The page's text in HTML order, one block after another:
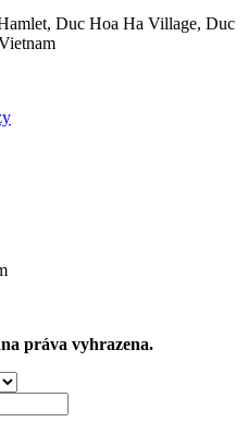
Duc Hoa Ha Village, Duc
práva vyhrazena.